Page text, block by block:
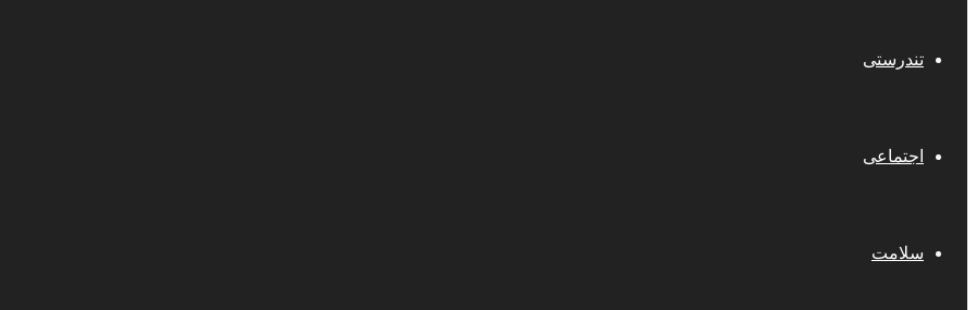
تندرستی
اجتماعی
سلامت